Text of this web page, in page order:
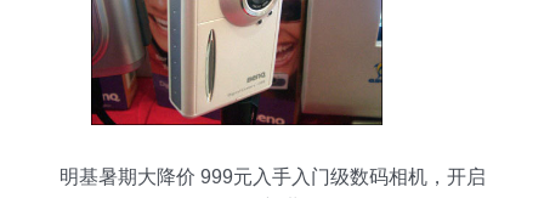
明基暑期大降价 999元入手入门级数码相机，开启